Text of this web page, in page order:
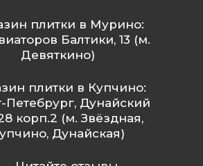
плитки в Мурино:
Балтики, 13 (м.
Девяткино)
плитки в Купчино:
Петебрург, Дунайский
корп.2 (м. Звёздная,
Дунайская)